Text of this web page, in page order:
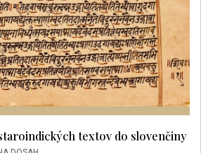
textov do slovenčiny